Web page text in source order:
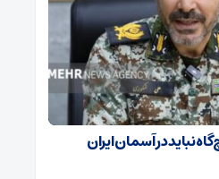
نباید در آسمان ایران